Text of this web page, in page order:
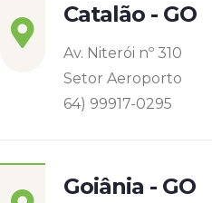
Catalão - GO
Av. Niterói nº 310
Setor Aeroporto
64) 99917-0295
Goiânia - GO